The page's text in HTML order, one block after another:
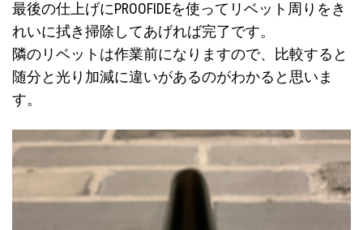
最後の仕上げにPROOFIDEを使ってリベット周りをき
れいに拭き掃除してあげれば完了です。
隣のリベットは作業前になりますので、比較すると
随分と光り加減に違いがあるのがわかると思いま
す。